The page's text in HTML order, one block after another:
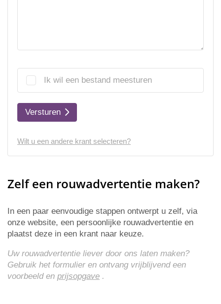
Ik wil een bestand meesturen
Versturen
Wilt u een andere krant selecteren?
Zelf een rouwadvertentie maken?
In een paar eenvoudige stappen ontwerpt u zelf, via
onze website, een persoonlijke rouwadvertentie en
plaatst deze in een krant naar keuze.
Uw rouwadvertentie liever door ons laten maken?
Gebruik het formulier en ontvang vrijblijvend een
voorbeeld en prijsopgave .